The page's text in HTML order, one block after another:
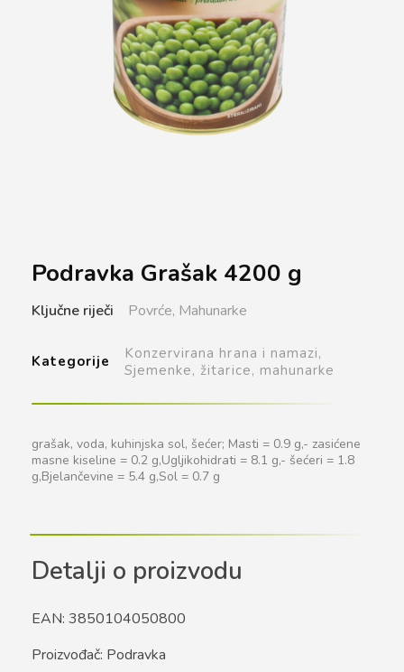
Podravka Grašak 4200 g
grašak, voda, kuhinjska sol, šećer; Masti = 0.9 g,- zasićene
masne kiseline = 0.2 g,Ugljikohidrati = 8.1 g,- šećeri = 1.8
g,Bjelančevine = 5.4 g,Sol = 0.7 g
Ključne riječi Povrće, Mahunarke
Kategorije
Konzervirana hrana i namazi,
Sjemenke, žitarice, mahunarke
Detalji o proizvodu
EAN: 3850104050800
Proizvođač: Podravka